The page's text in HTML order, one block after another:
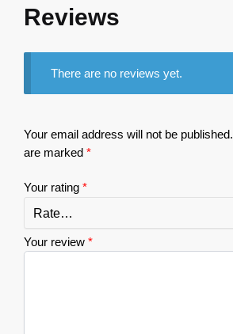
Reviews
There are no reviews yet.
Your email address will not be published.
are marked *
Your rating *
Your review *